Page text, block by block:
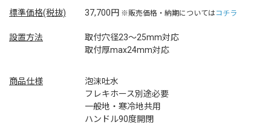
標準価格(税抜)
37,700円 ※販売価格・納期についてはコチラ
設置方法
取付穴径23～25mm対応
取付厚max24mm対応
商品仕様
泡沫吐水
フレキホース別途必要
一般地・寒冷地共用
ハンドル90度開閉